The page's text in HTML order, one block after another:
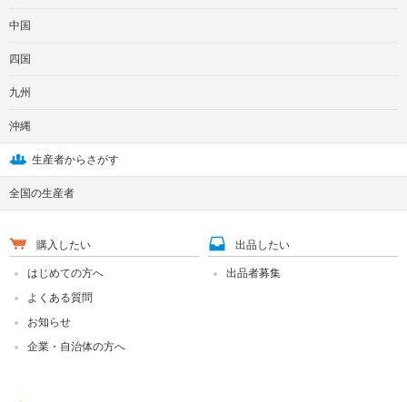
中国
四国
九州
沖縄
生産者からさがす
全国の生産者
購入したい
はじめての方へ
よくある質問
お知らせ
企業・自治体の方へ
出品したい
出品者募集